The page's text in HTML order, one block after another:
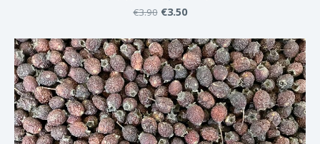
€3.90 €3.50